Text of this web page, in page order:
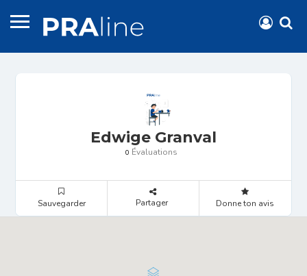
Edwige Granval
0 Évaluations
Sauvegarder Partager Donne ton avis